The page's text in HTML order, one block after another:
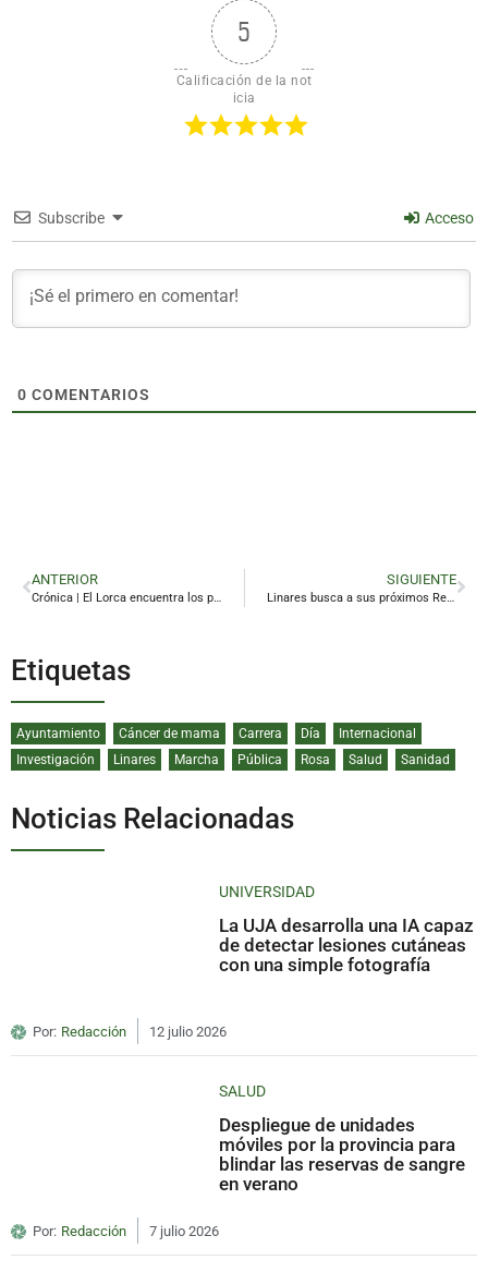
5
Calificación de la not
icia
Subscribe Acceso
0 COMENTARIOS
ANTERIOR
Crónica | El Lorca encuentra los puntos flacos de un Linares plano
SIGUIENTE
Linares busca a sus próximos Reyes Magos
Etiquetas
Ayuntamiento Cáncer de mama Carrera Día
Internacional
Investigación
Linares Marcha Pública Rosa Salud Sanidad
Noticias Relacionadas
UNIVERSIDAD
La UJA desarrolla una IA capaz
de detectar lesiones cutáneas
con una simple fotografía
Por: Redacción 12 julio 2026
SALUD
Despliegue de unidades
móviles por la provincia para
blindar las reservas de sangre
en verano
Por: Redacción 7 julio 2026